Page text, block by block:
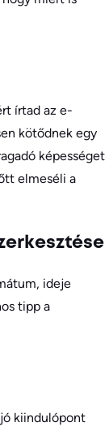
írtad az e-
kötődnek egy
képességet
elmeséli a
ideje
tipp a
kiindulópont